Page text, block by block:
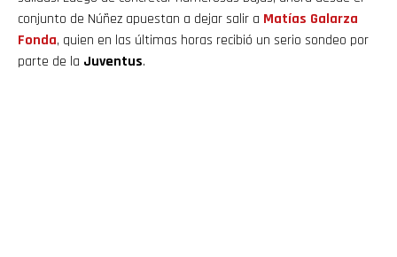
conjunto de Núñez apuestan a dejar salir a Matías Galarza
Fonda, quien en las últimas horas recibió un serio sondeo por
parte de la Juventus.